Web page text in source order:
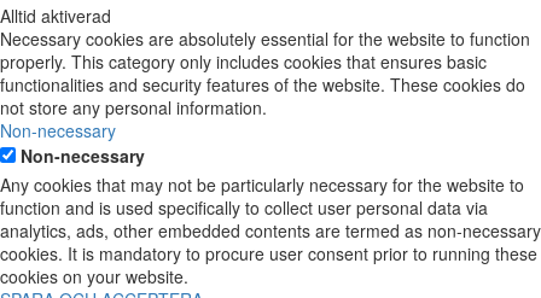
Alltid aktiverad
Necessary cookies are absolutely essential for the website to function
properly. This category only includes cookies that ensures basic
functionalities and security features of the website. These cookies do
not store any personal information.
Non-necessary
Non-necessary
Any cookies that may not be particularly necessary for the website to
function and is used specifically to collect user personal data via
analytics, ads, other embedded contents are termed as non-necessary
cookies. It is mandatory to procure user consent prior to running these
cookies on your website.